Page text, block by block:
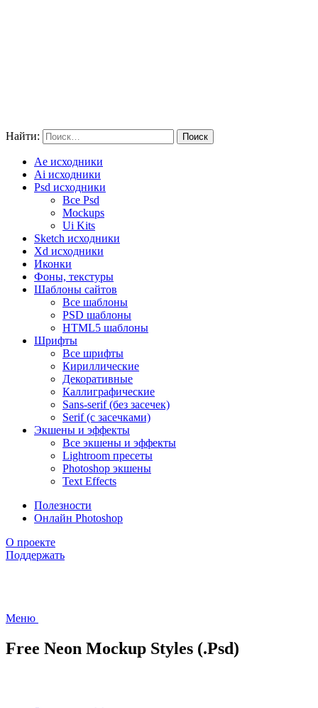
Найти:
Ae исходники
Ai исходники
Psd исходники
Все Psd
Mockups
Ui Kits
Sketch исходники
Xd исходники
Иконки
Фоны, текстуры
Шаблоны сайтов
Все шаблоны
PSD шаблоны
HTML5 шаблоны
Шрифты
Все шрифты
Кириллические
Декоративные
Каллиграфические
Sans-serif (без засечек)
Serif (с засечками)
Экшены и эффекты
Все экшены и эффекты
Lightroom пресеты
Photoshop экшены
Text Effects
Полезности
Онлайн Photoshop
О проекте
Поддержать
Меню
Free Neon Mockup Styles (.Psd)